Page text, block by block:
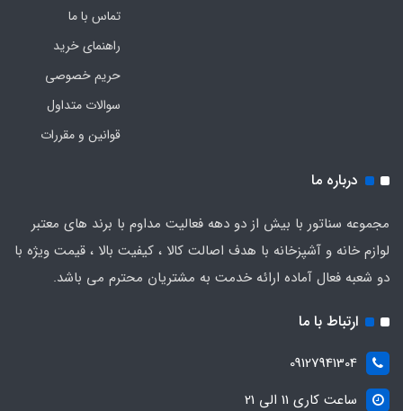
تماس با ما
راهنمای خرید
حریم خصوصی
سوالات متداول
قوانین و مقررات
درباره ما
مجموعه سناتور با بیش از دو دهه فعالیت مداوم با برند های معتبر
لوازم خانه و آشپزخانه با هدف اصالت کالا ، کیفیت بالا ، قیمت ویژه با
دو شعبه فعال آماده ارائه خدمت به مشتریان محترم می باشد.
ارتباط با ما
09127941304
ساعت کاری 11 الی 21